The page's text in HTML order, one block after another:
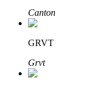
القروض
المشفرة
Canton
GRVT
Grvt